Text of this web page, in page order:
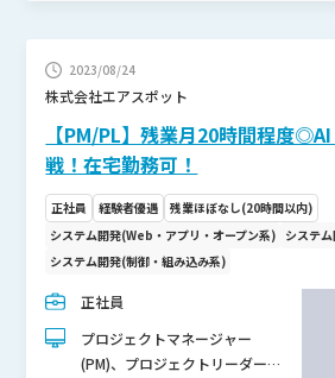
株式会社エアスポット
2023/08/24
【PM/PL】残業月20時間程度
戦！在宅勤務可！
正社員 経験者優遇
残業ほぼなし(20時間以内)
システム開発(Web・アプリ・オープン系) システ
システム開発(制御・組み込み系)
正社員
プロジェクトマネージャー
(PM)、プロジェクトリーダー